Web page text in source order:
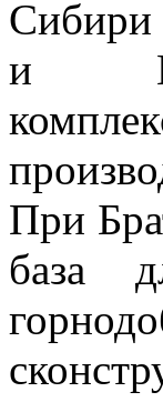
Сибири
и
При
база